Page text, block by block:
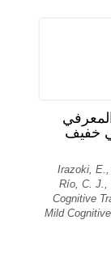
خفيف
Irazoki, E.,
Río, C. J.,
Cognitive
Mild